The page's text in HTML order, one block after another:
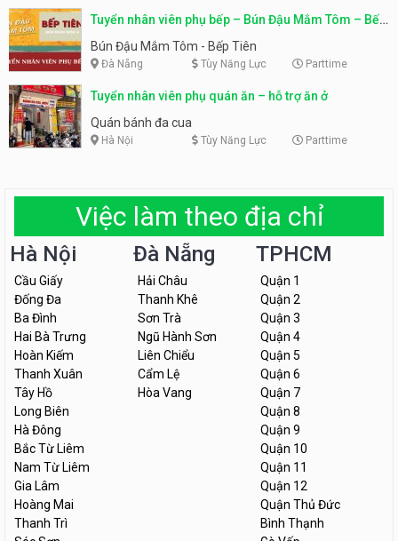
Tuyển nhân viên phụ bếp – Bún Đậu Mắm Tôm – Bếp
Tiên
Bún Đậu Mắm Tôm - Bếp Tiên
Đà Nẵng Tùy Năng Lực Parttime
Tuyển nhân viên phụ quán ăn – hỗ trợ ăn ở
Quán bánh đa cua
Hà Nội Tùy Năng Lực Parttime
Việc làm theo địa chỉ
Hà Nội
Cầu Giấy
Đống Đa
Ba Đình
Hai Bà Trưng
Hoàn Kiếm
Thanh Xuân
Tây Hồ
Long Biên
Hà Đông
Bắc Từ Liêm
Nam Từ Liêm
Gia Lâm
Hoàng Mai
Thanh Trì
Đà Nẵng
Hải Châu
Thanh Khê
Sơn Trà
Ngũ Hành Sơn
Liên Chiểu
Cẩm Lệ
Hòa Vang
TPHCM
Quận 1
Quận 2
Quận 3
Quận 4
Quận 5
Quận 6
Quận 7
Quận 8
Quận 9
Quận 10
Quận 11
Quận 12
Quận Thủ Đức
Bình Thạnh